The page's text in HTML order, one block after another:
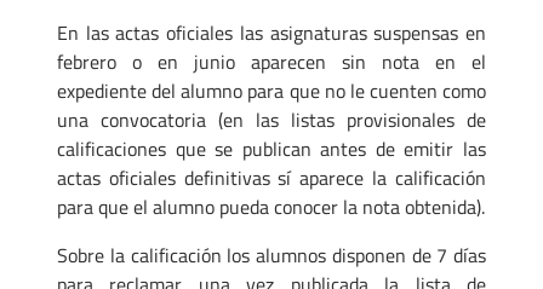
En las actas oficiales las asignaturas suspensas en
febrero o en junio aparecen sin nota en el
expediente del alumno para que no le cuenten como
una convocatoria (en las listas provisionales de
calificaciones que se publican antes de emitir las
actas oficiales definitivas sí aparece la calificación
para que el alumno pueda conocer la nota obtenida).
Sobre la calificación los alumnos disponen de 7 días